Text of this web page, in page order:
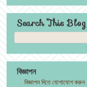
Search This Blog
বিজ্ঞাপন
বিজ্ঞাপন দিতে যোগাযোগ